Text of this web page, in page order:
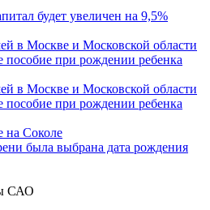
будет увеличен на 9,5%
в Москве и Московской области
пособие при рождении ребенка
в Москве и Московской области
пособие при рождении ребенка
на Соколе
была выбрана дата рождения
САО